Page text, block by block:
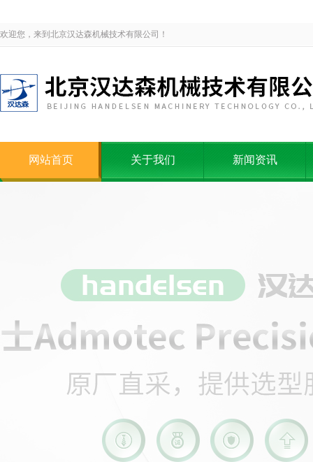
欢迎您，来到北京汉达森机械技术有限公司！
网站首页 关于我们 新闻资讯